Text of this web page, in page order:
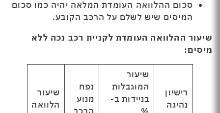
סכום ההלוואה העומדת המלאה יהיה כמו סכום
המיסים שיש לשלם על הרכב הקובע.
שיעור ההלוואה העומדת לקניית רכב נכה ללא
מיסים:
רישיון
נהיגה
שיעור
המוגבלות
בניידות ב-
נפח
מנוע
שיעור
הלוואה